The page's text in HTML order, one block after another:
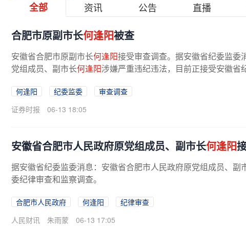
全部 资讯 公告 直播
合肥市原副市长何逢阳被查
安徽省合肥市原副市长何逢阳接受审查调查。据安徽省纪委监委
党组成员、副市长何逢阳涉嫌严重违纪违法，目前正接受安徽省
何逢阳 纪委监委
审查调查
证券时报
06-13 18:05
安徽省合肥市人民政府原党组成员、副市长何逢阳
据安徽省纪委监委消息：安徽省合肥市人民政府原党组成员、副
委纪律审查和监察调查。
合肥市人民政府 何逢阳
纪律审查
人民财讯
朱雨蒙 06-13 17:05